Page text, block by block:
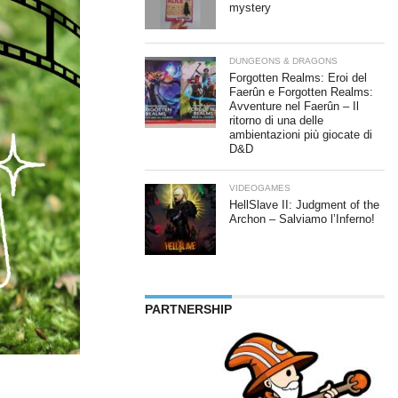
mystery
DUNGEONS & DRAGONS
Forgotten Realms: Eroi del
Faerûn e Forgotten Realms:
Avventure nel Faerûn – Il
ritorno di una delle
ambientazioni più giocate di
D&D
VIDEOGAMES
HellSlave II: Judgment of the
Archon – Salviamo l’Inferno!
PARTNERSHIP